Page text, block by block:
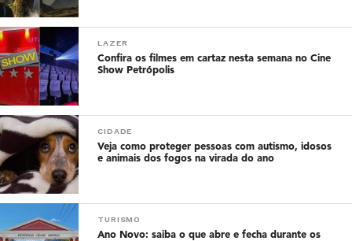
LAZER
Confira os filmes em cartaz nesta semana no Cine
Show Petrópolis
CIDADE
Veja como proteger pessoas com autismo, idosos
e animais dos fogos na virada do ano
TURISMO
Ano Novo: saiba o que abre e fecha durante os